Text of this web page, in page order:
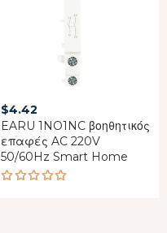
$4.42
EARU 1NO1NC βοηθητικός
επαφές AC 220V
50/60Hz Smart Home